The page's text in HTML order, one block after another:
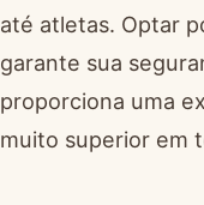
até atletas. Optar
garante sua
proporciona uma
muito superior em